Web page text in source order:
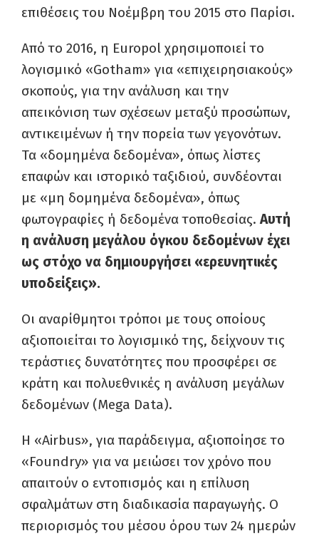
επιθέσεις του Νοέμβρη του 2015 στο Παρίσι.
Από το 2016, η Europol χρησιμοποιεί το
λογισμικό «Gotham» για «επιχειρησιακούς»
σκοπούς, για την ανάλυση και την
απεικόνιση των σχέσεων μεταξύ προσώπων,
αντικειμένων ή την πορεία των γεγονότων.
Τα «δομημένα δεδομένα», όπως λίστες
επαφών και ιστορικό ταξιδιού, συνδέονται
με «μη δομημένα δεδομένα», όπως
φωτογραφίες ή δεδομένα τοποθεσίας. Αυτή
η ανάλυση μεγάλου όγκου δεδομένων έχει
ως στόχο να δημιουργήσει «ερευνητικές
υποδείξεις».
Οι αναρίθμητοι τρόποι με τους οποίους
αξιοποιείται το λογισμικό της, δείχνουν τις
τεράστιες δυνατότητες που προσφέρει σε
κράτη και πολυεθνικές η ανάλυση μεγάλων
δεδομένων (Mega Data).
Η «Airbus», για παράδειγμα, αξιοποίησε το
«Foundry» για να μειώσει τον χρόνο που
απαιτούν ο εντοπισμός και η επίλυση
σφαλμάτων στη διαδικασία παραγωγής. Ο
περιορισμός του μέσου όρου των 24 ημερών